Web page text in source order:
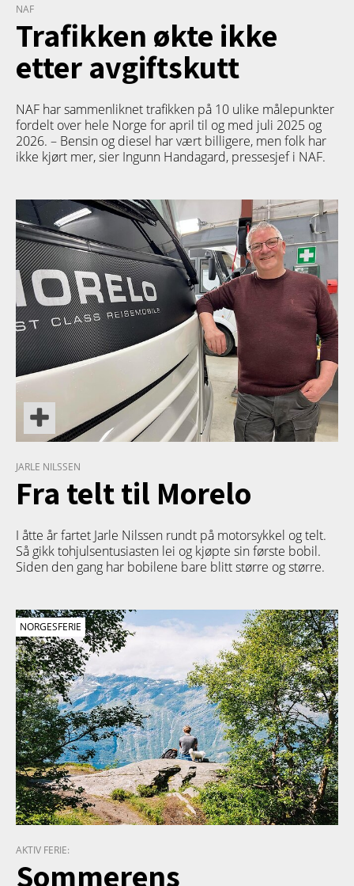
NAF
Trafikken økte ikke
etter avgiftskutt
NAF har sammenliknet trafikken på 10 ulike målepunkter
fordelt over hele Norge for april til og med juli 2025 og
2026. – Bensin og diesel har vært billigere, men folk har
ikke kjørt mer, sier Ingunn Handagard, pressesjef i NAF.
TETT PÅ
JARLE NILSSEN
Fra telt til Morelo
I åtte år fartet Jarle Nilssen rundt på motorsykkel og telt.
Så gikk tohjulsentusiasten lei og kjøpte sin første bobil.
Siden den gang har bobilene bare blitt større og større.
NORGESFERIE
AKTIV FERIE:
Sommerens